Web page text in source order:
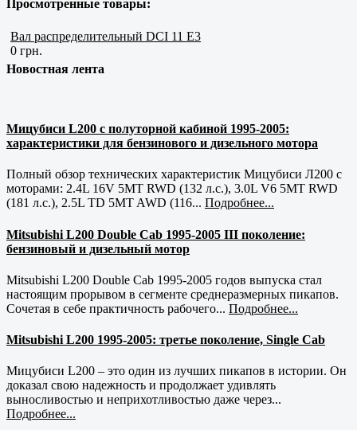
Просмотренные товары:
Вал распределительный DCI 11 E3
0 грн.
Новостная лента
Мицубиси L200 с полуторной кабиной 1995-2005:
характеристики для бензинового и дизельного мотора
Полный обзор технических характеристик Мицубиси Л200 с
моторами: 2.4L 16V 5MT RWD (132 л.с.), 3.0L V6 5MT RWD
(181 л.с.), 2.5L TD 5MT AWD (116... Подробнее...
Mitsubishi L200 Double Cab 1995-2005 III поколение:
бензиновый и дизельный мотор
Mitsubishi L200 Double Cab 1995-2005 годов выпуска стал
настоящим прорывом в сегменте среднеразмерных пикапов.
Сочетая в себе практичность рабочего... Подробнее...
Mitsubishi L200 1995-2005: третье поколение, Single Cab
Мицубиси L200 – это один из лучших пикапов в истории. Он
доказал свою надежность и продолжает удивлять
выносливостью и неприхотливостью даже через...
Подробнее...